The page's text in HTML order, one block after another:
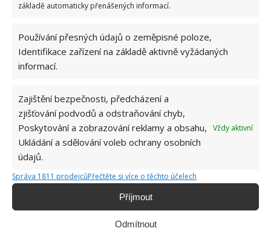
základě automaticky přenášených informací.
Používání přesných údajů o zeměpisné poloze,
Identifikace zařízení na základě aktivně vyžádaných
informací.
Zajištění bezpečnosti, předcházení a
zjišťování podvodů a odstraňování chyb,
Poskytování a zobrazování reklamy a obsahu,
Ukládání a sdělování voleb ochrany osobních
údajů.
Vždy aktivní
Správa 1811 prodejcůPřečtěte si více o těchto účelech
Příjmout
Odmítnout
PŘEKÁŽKY SLIMÁCI ZAHRADA